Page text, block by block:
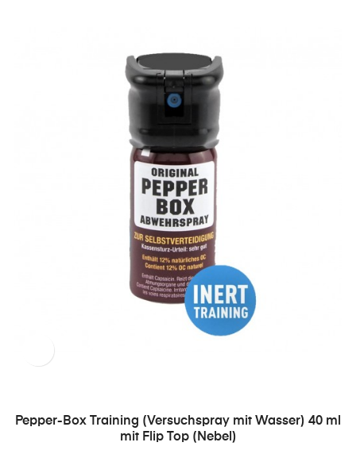
Pepper-Box Training (Versuchspray mit Wasser) 40 ml
mit Flip Top (Nebel)